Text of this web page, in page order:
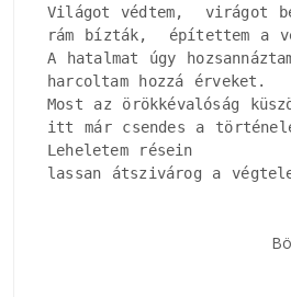
Világot védtem,  virágot
rám bízták,  építettem a
A hatalmat úgy
harcoltam hozzá érveket.
Most az örökkévalóság
itt már csendes a
Leheletem résein
lassan átszivárog a